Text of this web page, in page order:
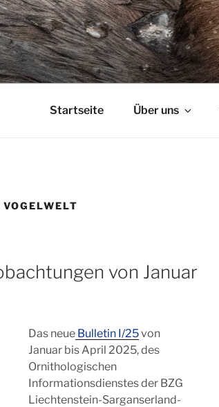
Startseite Über uns
von Januar
Das neue Bulletin I/25von
Januar bis April 2025, des
Ornithologischen
Informationsdienstes der BZG
Liechtenstein-Sarganserland-